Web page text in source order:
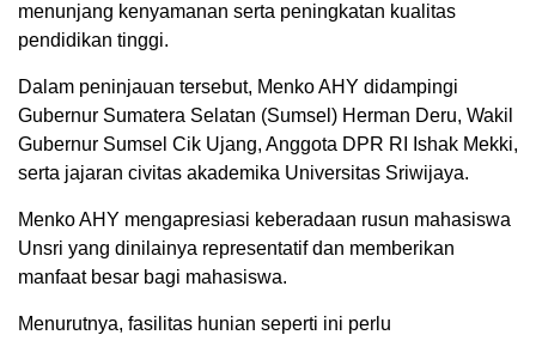
menunjang kenyamanan serta peningkatan kualitas
pendidikan tinggi.
Dalam peninjauan tersebut, Menko AHY didampingi
Gubernur Sumatera Selatan (Sumsel) Herman Deru, Wakil
Gubernur Sumsel Cik Ujang, Anggota DPR RI Ishak Mekki,
serta jajaran civitas akademika Universitas Sriwijaya.
Menko AHY mengapresiasi keberadaan rusun mahasiswa
Unsri yang dinilainya representatif dan memberikan
manfaat besar bagi mahasiswa.
Menurutnya, fasilitas hunian seperti ini perlu